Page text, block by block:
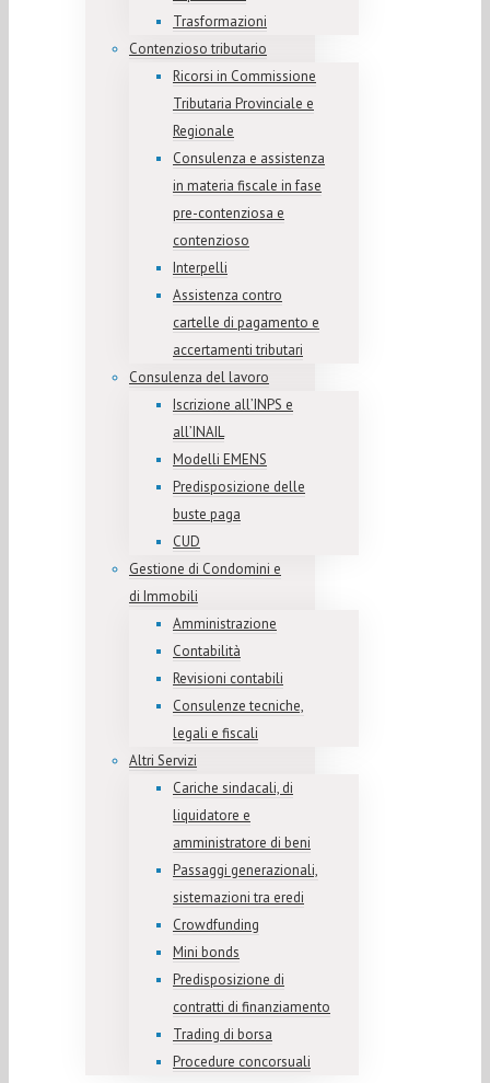
Trasformazioni
Contenzioso tributario
Ricorsi in Commissione
Tributaria Provinciale e
Regionale
Consulenza e assistenza
in materia fiscale in fase
pre-contenziosa e
contenzioso
Interpelli
Assistenza contro
cartelle di pagamento e
accertamenti tributari
Consulenza del lavoro
Iscrizione all’INPS e
all’INAIL
Modelli EMENS
Predisposizione delle
buste paga
CUD
Gestione di Condomini e
di Immobili
Amministrazione
Contabilità
Revisioni contabili
Consulenze tecniche,
legali e fiscali
Altri Servizi
Cariche sindacali, di
liquidatore e
amministratore di beni
Passaggi generazionali,
sistemazioni tra eredi
Crowdfunding
Mini bonds
Predisposizione di
contratti di finanziamento
Trading di borsa
Procedure concorsuali